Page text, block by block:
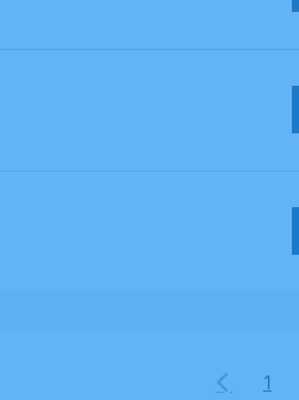
1